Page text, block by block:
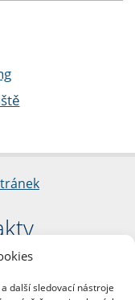
další sledovací nástroje
2